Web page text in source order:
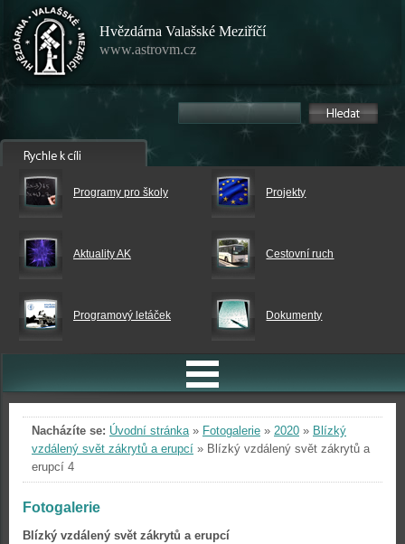
Hvězdárna Valašské Meziříčí
www.astrovm.cz
Programy pro školy Projekty
Aktuality AK Cestovní ruch
Programový letáček Dokumenty
Nacházíte se: Úvodní stránka» Fotogalerie » 2020 » Blízký
vzdálený svět zákrytů a erupcí » Blízký vzdálený svět zákrytů a
erupcí 4
Fotogalerie
Blízký vzdálený svět zákrytů a erupcí